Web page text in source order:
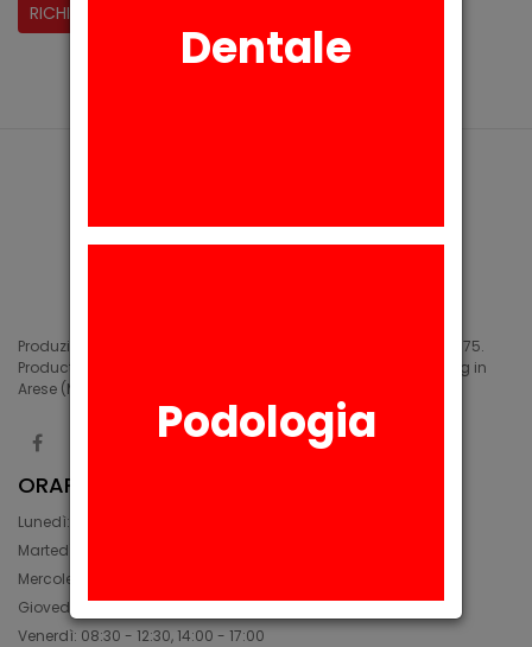
RICHIESTA INFORMAZIONI
Produzione di siliconi medicali e industriali in Arese (MI) dal 1975.
Production of medical and industrial silicones. Manufacturing in
Arese (MI) since 1975.
ORARIO
Lunedì: 08:30 - 12:30, 14:00 - 17:45
Martedì: 08:30 - 12:30, 14:00 - 17:00
Mercoledì: 08:30 - 12:30, 14:00 - 17:00
Giovedì: 09:30 - 12:30, 14:00 - 17:00
Venerdì: 08:30 - 12:30, 14:00 - 17:00
Dentale
Podologia